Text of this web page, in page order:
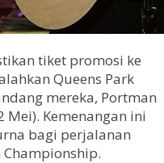
tiket promosi ke
Queens Park
mereka, Portman
Mei). Kemenangan ini
bagi perjalanan